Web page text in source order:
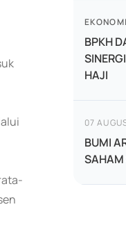
BPKH
HAJI
07
BUMI
SAHAM